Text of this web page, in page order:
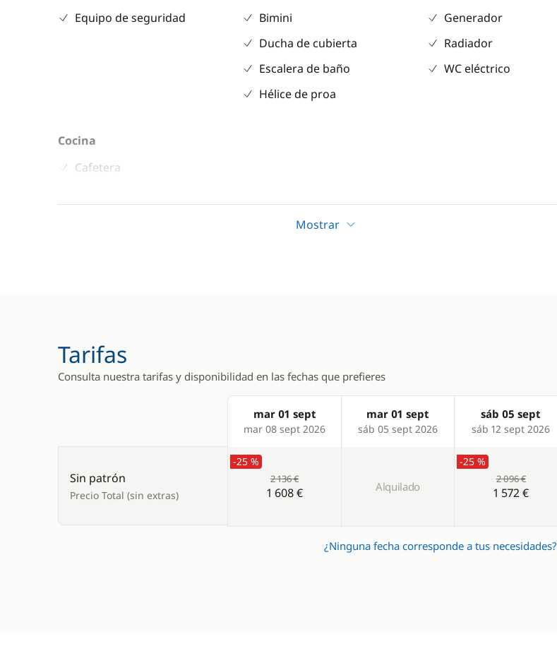
Equipo de seguridad
Bimini
Ducha de cubierta
Escalera de baño
Hélice de proa
Generador
Radiador
WC eléctrico
Cocina
Cafetera
Mostrar
Tarifas
Consulta nuestra tarifas y disponibilidad en las fechas que prefieres
Products
mar 01 sept
mar 08 sept 2026
mar 01 sept
sáb 05 sept 2026
sáb 05 sept
sáb 12 sept 2026
Sin patrón
Precio Total (sin extras)
-25 %
2 136 €
1 608 € Alquilado
-25 %
2 096 €
1 572 €
¿Ninguna fecha corresponde a tus necesidades?